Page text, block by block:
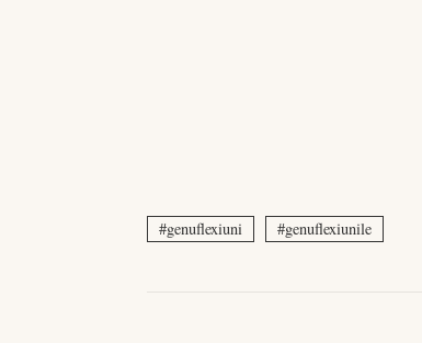
genuflexiuni genuflexiunile